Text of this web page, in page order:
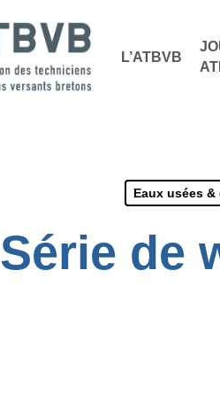
L’ATBVB
Eaux usées
Série de